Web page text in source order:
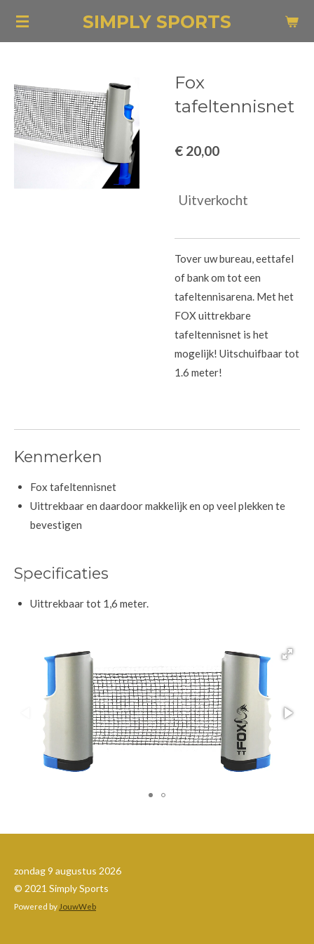
Ga
hoofdinhoud
SIMPLY SPORTS
Fox
tafeltennisnet
€ 20,00
Uitverkocht
Tover uw bureau, eettafel
of bank om tot een
tafeltennisarena. Met het
FOX uittrekbare
tafeltennisnet is het
mogelijk! Uitschuifbaar tot
1.6 meter!
Kenmerken
Fox tafeltennisnet
Uittrekbaar en daardoor makkelijk en op veel plekken te
bevestigen
Specificaties
Uittrekbaar tot 1,6 meter.
zondag 9 augustus 2026
© 2021 Simply Sports
Powered by JouwWeb